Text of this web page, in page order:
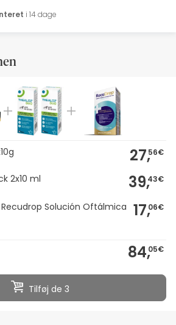
i 14 dage
27,56€
2x10 ml 39,43€
Solución Oftálmica 17,06€
84,05€
Tilføj de 3